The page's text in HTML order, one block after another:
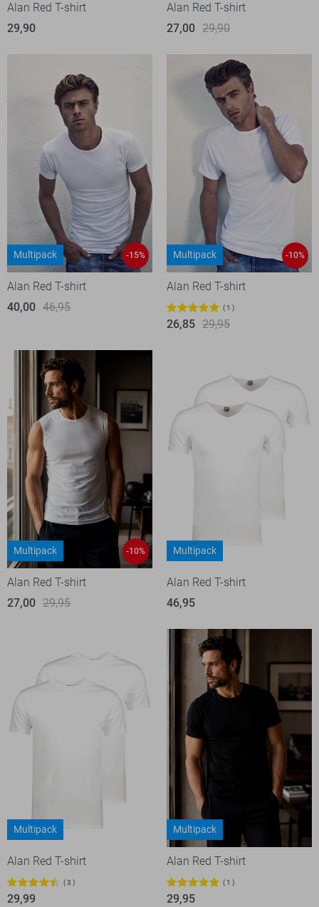
Alan Red T-shirt
29,90
Alan Red T-shirt
27,00 29,90
Multipack -15%
Alan Red T-shirt
40,00 46,95
Multipack -10%
Alan Red T-shirt
1
26,85 29,95
Multipack -10%
Alan Red T-shirt
27,00 29,95
Multipack
Alan Red T-shirt
46,95
Multipack
Alan Red T-shirt
3
29,99
Multipack
Alan Red T-shirt
1
29,95